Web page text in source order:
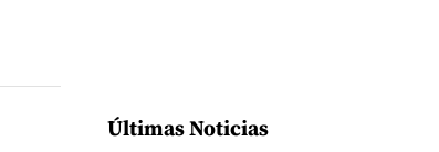
Últimas Noticias